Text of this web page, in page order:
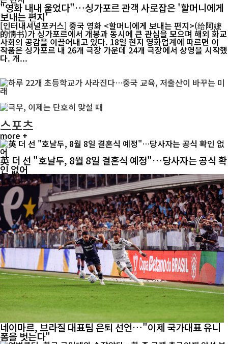
"영화 내내 울었다"…싱가포르 관객 사로잡은 '할머니에게
보내는 편지'
[인터내셔널포커스] 중국 영화 <할머니에게 보내는 편지>(给阿嬷
的情书)가 싱가포르에서 개봉과 동시에 큰 관심을 모으며 해외 화교
사회의 공감을 이끌어내고 있다. 18일 현지 영화업계에 따르면 이
작품은 싱가포르 내 26개 극장 가운데 24개 극장에서 상영을 시작했
다. 개...
스포츠
more +
英 더 선 "호날두, 8월 8일 결혼식 예정"…당사자는 공식 확
인 없어
네이마르, 브라질 대표팀 은퇴 선언…"이제 국가대표 유니
폼을 벗는다"